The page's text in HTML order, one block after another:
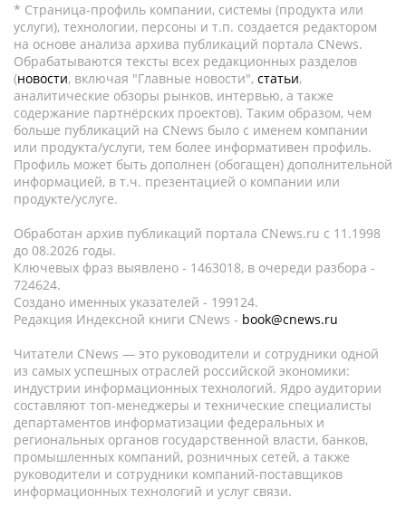
* Страница-профиль компании, системы (продукта или
услуги), технологии, персоны и т.п. создается редактором
на основе анализа архива публикаций портала CNews.
Обрабатываются тексты всех редакционных разделов
(новости, включая "Главные новости", статьи,
аналитические обзоры рынков, интервью, а также
содержание партнёрских проектов). Таким образом, чем
больше публикаций на CNews было с именем компании
или продукта/услуги, тем более информативен профиль.
Профиль может быть дополнен (обогащен) дополнительной
информацией, в т.ч. презентацией о компании или
продукте/услуге.
Обработан архив публикаций портала CNews.ru c 11.1998
до 08.2026 годы.
Ключевых фраз выявлено - 1463018, в очереди разбора -
724624.
Создано именных указателей - 199124.
Редакция Индексной книги CNews - book@cnews.ru
Читатели CNews — это руководители и сотрудники одной
из самых успешных отраслей российской экономики:
индустрии информационных технологий. Ядро аудитории
составляют топ-менеджеры и технические специалисты
департаментов информатизации федеральных и
региональных органов государственной власти, банков,
промышленных компаний, розничных сетей, а также
руководители и сотрудники компаний-поставщиков
информационных технологий и услуг связи.